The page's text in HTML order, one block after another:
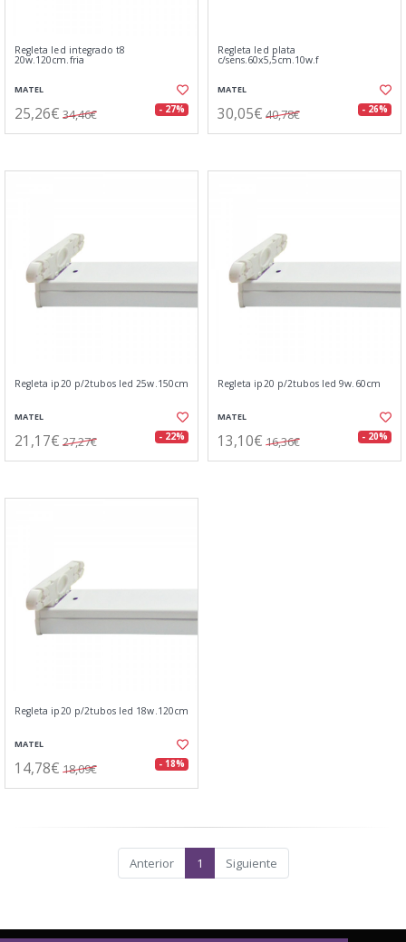
Regleta led integrado t8
20w.120cm.fria
MATEL
25,26€ 34,46€ - 27%
Regleta led plata
c/sens.60x5,5cm.10w.f
MATEL
30,05€ 40,78€ - 26%
Regleta ip20 p/2tubos led 25w.150cm
MATEL
21,17€ 27,27€ - 22%
Regleta ip20 p/2tubos led 9w.60cm
MATEL
13,10€ 16,36€ - 20%
Regleta ip20 p/2tubos led 18w.120cm
MATEL
14,78€ 18,09€ - 18%
Anterior 1 Siguiente